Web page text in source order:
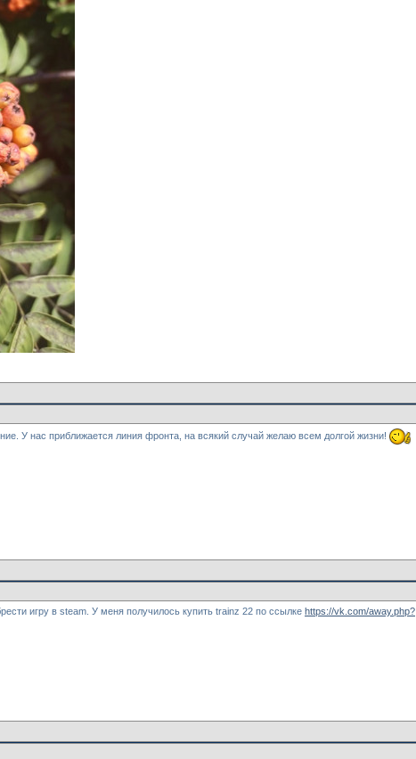
У нас приближается линия фронта, на всякий случай желаю всем долгой жизни!
игру в steam. У меня получилось купить trainz 22 по ссылке https://vk.com/away.php?